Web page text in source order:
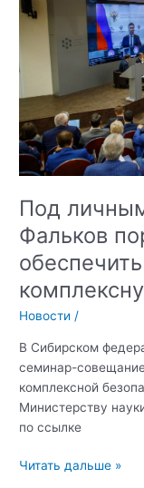
Антитеррор»
Под
Фальков
Новости /
В Сибирском
семинар-
комплексной
Министерству
по ссылке
Под
Читать дальше »